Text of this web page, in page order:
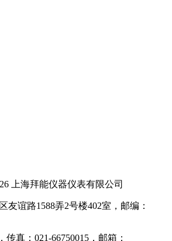
上海拜能仪器仪表有限公司
友谊路1588弄2号楼402室，邮编：
传真：021-66750015，邮箱：